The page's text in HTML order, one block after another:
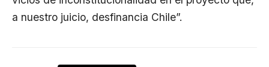
a nuestro juicio, desfinancia Chile”.